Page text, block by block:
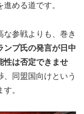
める道です。
な参戦よりも、巻き
ンプ氏の発言が日中
性は否定できませ
同盟国向けという
。